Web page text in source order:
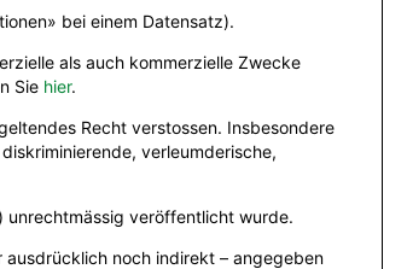
bei einem Datensatz).
als auch kommerzielle Zwecke
Sie hier.
Recht verstossen. Insbesondere
verleumderische,
unrechtmässig veröffentlicht wurde.
noch indirekt – angegeben